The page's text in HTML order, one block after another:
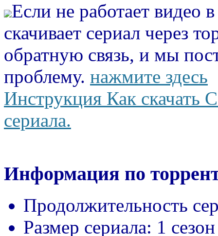
Если не работает видео
скачивает сериал через
обратную связь, и мы
проблему. нажмите здесь
Инструкция Как скачать
сериала.
Информация по
Продолжительность
Размер сериала: 1